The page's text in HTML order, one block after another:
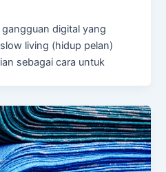
digital yang
living (hidup pelan)
sebagai cara untuk